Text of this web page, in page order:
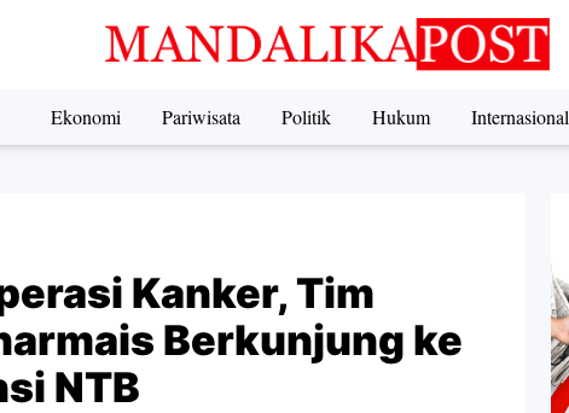
Ekonomi Pariwisata Politik Hukum Internasional
Kanker, Tim
Berkunjung ke
NTB